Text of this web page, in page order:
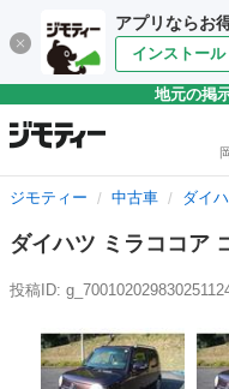
アプリならお
インストール
地元の掲
ジモティー 中古車 ダイ
ダイハツ ミラココア
投稿ID: